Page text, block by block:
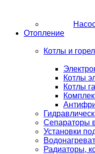
Отопление
Котлы и
Котлы
Котлы
Сепараторы
Установки
Радиаторы,